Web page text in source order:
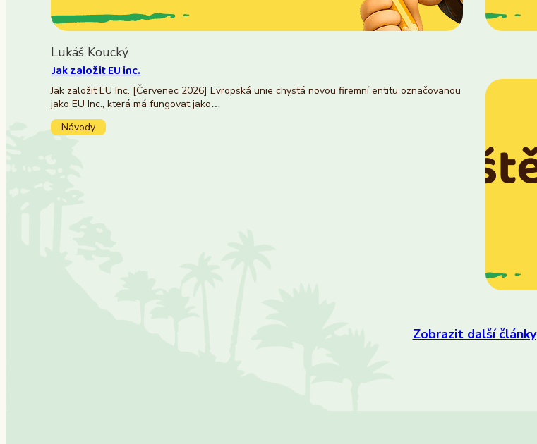
Lukáš Koucký
Jak založit EU inc.
Jak založit EU Inc. [Červenec 2026] Evropská unie chystá novou firemní entitu označovanou
jako EU Inc., která má fungovat jako…
Návody
Zobrazit další články